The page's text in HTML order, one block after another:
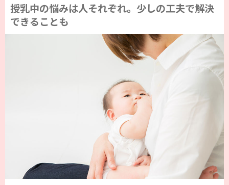
授乳中の悩みは人それぞれ。少しの工夫で解決
できることも